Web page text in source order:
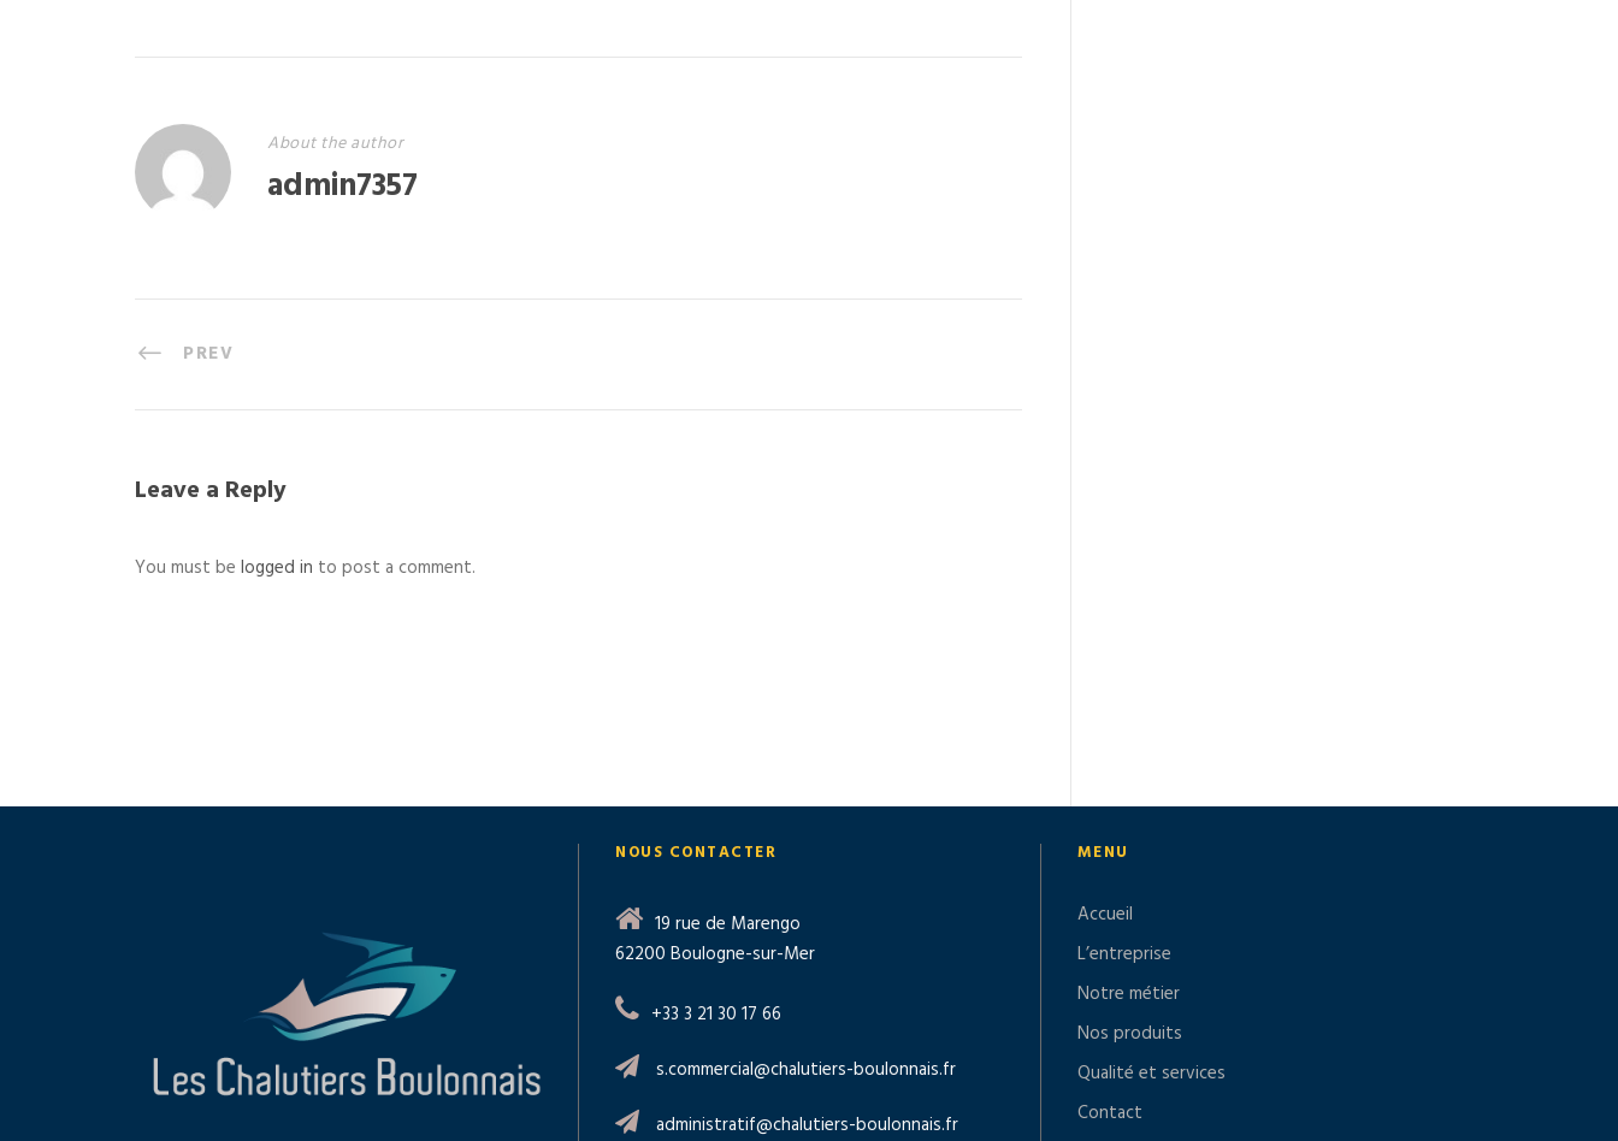
About the author
admin7357
PREV
Leave a Reply
You must be logged in to post a comment.
NOUS CONTACTER
19 rue de Marengo
62200 Boulogne-sur-Mer
+33 3 21 30 17 66
s.commercial@chalutiers-boulonnais.fr
administratif@chalutiers-boulonnais.fr
MENU
Accueil
L’entreprise
Notre métier
Nos produits
Qualité et services
Contact